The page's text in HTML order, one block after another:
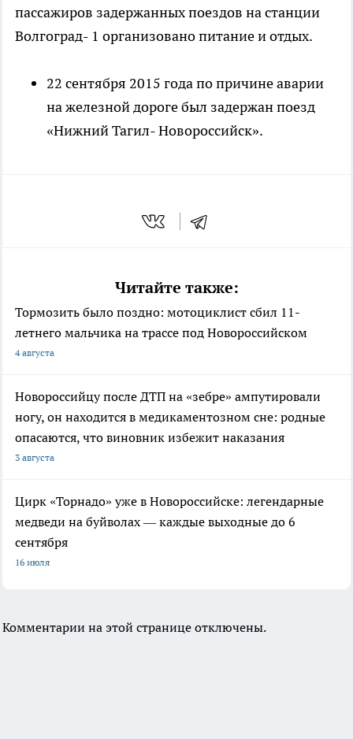
пассажиров задержанных поездов на станции
Волгоград- 1 организовано питание и отдых.
22 сентября 2015 года по причине аварии
на железной дороге был задержан поезд
«Нижний Тагил- Новороссийск».
Читайте также:
Тормозить было поздно: мотоциклист сбил 11-
летнего мальчика на трассе под Новороссийском
4 августа
Новороссийцу после ДТП на «зебре» ампутировали
ногу, он находится в медикаментозном сне: родные
опасаются, что виновник избежит наказания
3 августа
Цирк «Торнадо» уже в Новороссийске: легендарные
медведи на буйволах — каждые выходные до 6
сентября
16 июля
Комментарии на этой странице отключены.